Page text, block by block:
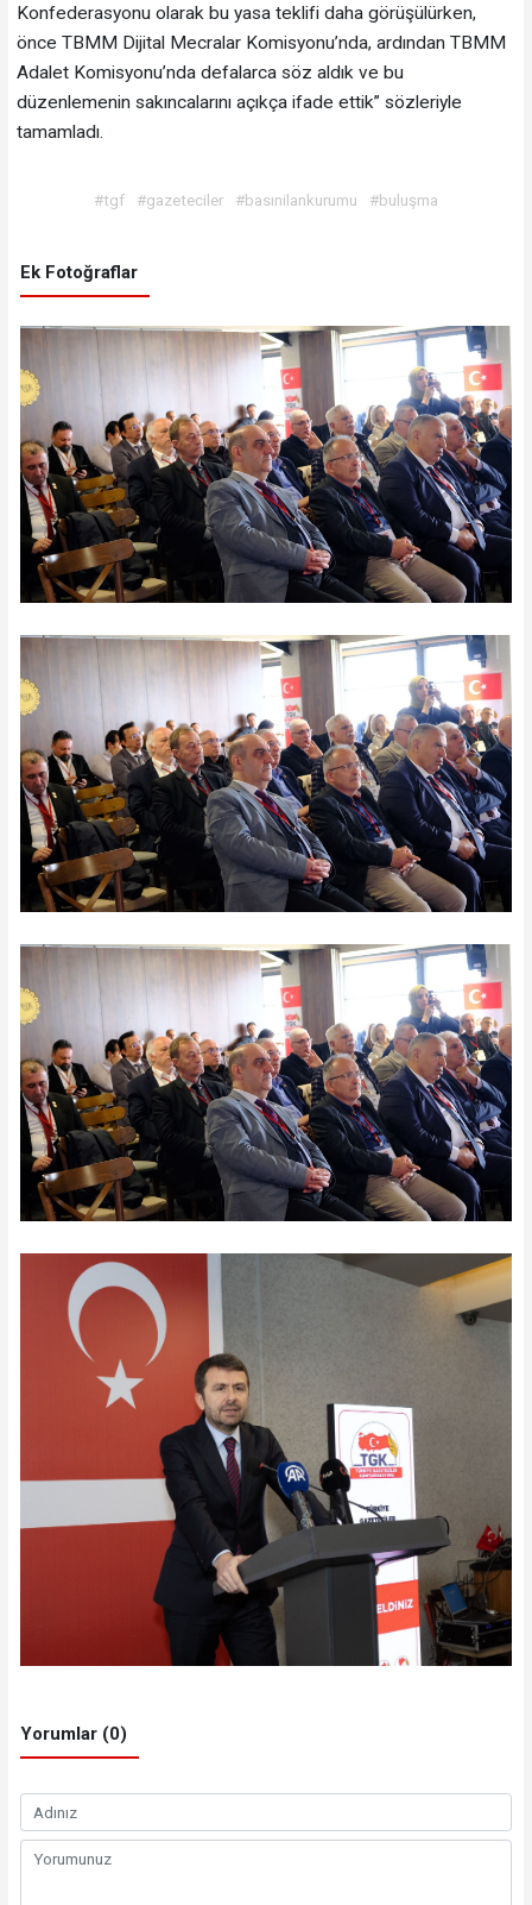
Konfederasyonu olarak bu yasa teklifi daha görüşülürken,
önce TBMM Dijital Mecralar Komisyonu’nda, ardından TBMM
Adalet Komisyonu’nda defalarca söz aldık ve bu
düzenlemenin sakıncalarını açıkça ifade ettik” sözleriyle
tamamladı.
#tgf #gazeteciler #basınilankurumu #buluşma
Ek Fotoğraflar
Yorumlar (0)